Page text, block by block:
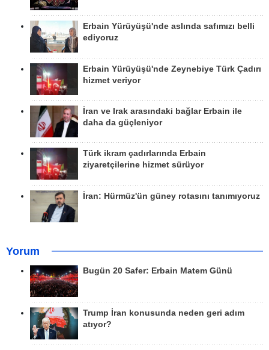
Erbain Yürüyüşü'nde aslında safımızı belli
ediyoruz
Erbain Yürüyüşü'nde Zeynebiye Türk Çadırı
hizmet veriyor
İran ve Irak arasındaki bağlar Erbain ile
daha da güçleniyor
Türk ikram çadırlarında Erbain
ziyaretçilerine hizmet sürüyor
İran: Hürmüz'ün güney rotasını tanımıyoruz
Yorum
Bugün 20 Safer: Erbain Matem Günü
Trump İran konusunda neden geri adım
atıyor?